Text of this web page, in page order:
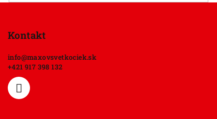
Kontakt
info@maxovsvetkociek.sk
+421 917 398 132